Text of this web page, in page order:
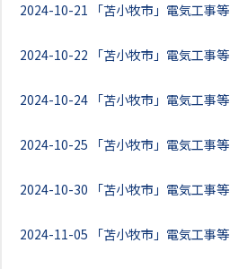
2024-10-21 「苫小牧市」電気工事等
2024-10-22 「苫小牧市」電気工事等
2024-10-24 「苫小牧市」電気工事等
2024-10-25 「苫小牧市」電気工事等
2024-10-30 「苫小牧市」電気工事等
2024-11-05 「苫小牧市」電気工事等